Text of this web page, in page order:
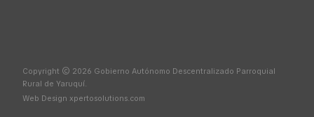
Copyright © 2026 Gobierno Autónomo Descentralizado Parroquial
Rural de Yaruquí.
Web Design xpertosolutions.com